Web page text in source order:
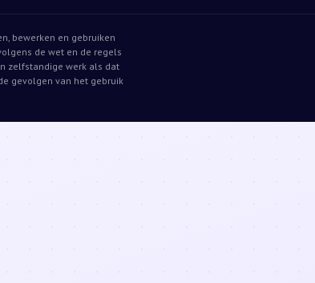
bewerken en gebruiken
de wet en de regels
zelfstandige werk als dat
gevolgen van het gebruik